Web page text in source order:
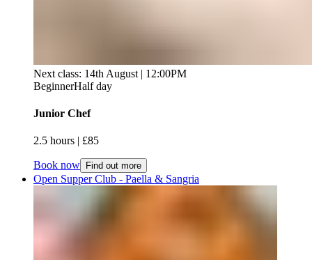
Next class: 14th August | 12:00PM
BeginnerHalf day
Junior Chef ​​​​‌ ‍ ​‍​‍‌‍ ‌ ​‍‌‍‍‌‌‍‌ ‌‍‍‌‌‍ ‍​‍​‍​ ‍‍​‍​‍‌ ​ ‌‍​‌‌‍ ‍‌‍‍‌‌ ‌​‌ ‍‌​‍ ‍‌‍‍‌‌‍ ​‍​‍​‍ ​​‍​‍‌‍‍​‌ ​‍‌‍‌‌‌‍‌‍​‍​‍​ ‍‍​‍​‍‌‍‍​‌ ‌​‌ ‌​‌ ​​‌ ​ ​ ‍‍​‍ ​‍ ‌‍ ​​‍ ‌‌‍​‌‌‍ ‍‌‍‌​​‍ ‌‌ ​‍​‍ ‌‌‍‍​‌‍ ‌ ‌​‌‍‌‌‌‍ ​‌ ​ ​‍ ‌‌ ​ ‌ ‌​‌ ‌‌‌‍‌​‌‍‍‌‌‍ ​‍ ‍‌ ‌‍‌‍‌‌‌ ​‍‌‍​ ‌‍‌‌‌‍ ​​‍ ‍‌‍​‌‌ ​​‌ ​​​‍ ‌‍‍‌‌‍ ‍‌ ‌​‌‍‌‌‌‍ ‍‌ ‌​​‍ ‌‍‌‌‌‍‌​‌‍‍‌‌ ‌​​‍ ‌‍ ‌‌‍ ‌‍‌​‌‍‌‌​ ‌‌ ​​‌ ​‍‌‍‌‌‌ ​ ‌‍‌‌‌‍ ‍‌ ‌​‌‍​‌‌ ‌​‌‍‍‌‌‍ ‌‍ ‍​ ‍ ‌‍‍‌‌‍‌​​ ‌‌‍‌​‌‍‌‍​ ​‍​ ‍‌‌‍‌‍‌‍​‍​ ‌​‌‍‌​​‍ ‌​ ‌​​ ‌ ​ ‍‌‌‍‌‍​‍ ‌​ ‌​​ ‌‍​ ‌‌‌‍​ ​‍ ‌​ ‍‌​ ​​​ ‌ ​ ‍​​‍ ‌‌‍​‍‌‍​ ​ ‌‍​ ​‍​ ​ ​ ​‍‌‍‌‌​ ‌‍‌‍​‍​ ‌‍​ ​‍​ ​‌​ ‍ ‌ ‌​‌ ‍‌‌ ​​‌‍‌‌​ ‌‌‍‍​‌‍ ‌ ‌​‌‍‌‌‌‍ ​‌​​ ‌‍ ​‌‍​‌‌ ​ ‌ ​ ​ ‍ ‌ ​​‌‍​‌‌ ‌​‌‍‍​​ ‌‌ ‌​‌‍‍‌‌ ‌​‌‍ ​‌‍‌‌​ ‌‍​‍‌‍​‌‌ ​ ‌‍‌‌‌‌‌‌‌ ​‍‌‍ ​​ ‌‌‍‍​‌ ‌​‌ ‌​‌ ​​‌ ​ ​‍‌‌​ ​ ‌​​‌​‍‌‌​ ​‍‌​‌‍​‍‌‌​ ​‍‌​‌‍‌‍ ​​‍ ‌‌‍​‌‌‍ ‍‌‍‌​​‍ ‌‌ ​‍​‍ ‌‌‍‍​‌‍ ‌ ‌​‌‍‌‌‌‍ ​‌ ​ ​‍ ‌‌ ​ ‌ ‌​‌ ‌‌‌‍‌​‌‍‍‌‌‍ ​‍ ‍‌ ‌‍‌‍‌‌‌ ​‍‌‍​ ‌‍‌‌‌‍ ​​‍ ‍‌‍​‌‌ ​​‌ ​​​‍‌‍‌‍‍‌‌‍‌​​ ‌‌‍‌​‌‍‌‍​ ​‍​ ‍‌‌‍‌‍‌‍​‍​ ‌​‌‍‌​​‍ ‌​ ‌​​ ‌ ​ ‍‌‌‍‌‍​‍ ‌​ ‌​​ ‌‍​ ‌‌‌‍​ ​‍ ‌​ ‍‌​ ​​​ ‌ ​ ‍​​‍ ‌‌‍​‍‌‍​ ​ ‌‍​ ​‍​ ​ ​ ​‍‌‍‌‌​ ‌‍‌‍​‍​ ‌‍​ ​‍​ ​‌​‍‌‍‌ ‌​‌ ‍‌‌ ​​‌‍‌‌​ ‌‌‍‍​‌‍ ‌ ‌​‌‍‌‌‌‍ ​‌​​ ‌‍ ​‌‍​‌‌ ​ ‌ ​ ​‍‌‍‌ ​​‌‍​‌‌ ‌​‌‍‍​​ ‌‌ ‌​‌‍‍‌‌ ‌​‌‍ ​‌‍‌‌​‍‌‍‌ ​​‌‍‌‌‌ ​‍‌ ​ ‌ ​​‌‍‌‌‌‍​ ‌ ‌​‌‍‍‌‌ ‌‍‌‍‌‌​ ‌‌ ​​‌ ‌‌‌‍​‍‌‍ ​‌‍‍‌‌ ​ ‌‍‍​‌‍‌‌‌‍‌​​‍​‍‌ ‌
2.5 hours​​​​‌ ‍ ​‍​‍‌‍ ‌ ​‍‌‍‍‌‌‍‌ ‌‍‍‌‌‍ ‍​‍​‍​ ‍‍​‍​‍‌ ​ ‌‍​‌‌‍ ‍‌‍‍‌‌ ‌​‌ ‍‌​‍ ‍‌‍‍‌‌‍ ​‍​‍​‍ ​​‍​‍‌‍‍​‌ ​‍‌‍‌‌‌‍‌‍​‍​‍​ ‍‍​‍​‍‌‍‍​‌ ‌​‌ ‌​‌ ​​‌ ​ ​ ‍‍​‍ ​‍ ‌‍ ​​‍ ‌‌‍​‌‌‍ ‍‌‍‌​​‍ ‌‌ ​‍​‍ ‌‌‍‍​‌‍ ‌ ‌​‌‍‌‌‌‍ ​‌ ​ ​‍ ‌‌ ​ ‌ ‌​‌ ‌‌‌‍‌​‌‍‍‌‌‍ ​‍ ‍‌ ‌‍‌‍‌‌‌ ​‍‌‍​ ‌‍‌‌‌‍ ​​‍ ‍‌‍​‌‌ ​​‌ ​​​‍ ‌‍‍‌‌‍ ‍‌ ‌​‌‍‌‌‌‍ ‍‌ ‌​​‍ ‌‍‌‌‌‍‌​‌‍‍‌‌ ‌​​‍ ‌‍ ‌‌‍ ‌‍‌​‌‍‌‌​ ‌‌ ​​‌ ​‍‌‍‌‌‌ ​ ‌‍‌‌‌‍ ‍‌ ‌​‌‍​‌‌ ‌​‌‍‍‌‌‍ ‌‍ ‍​ ‍ ‌‍‍‌‌‍‌​​ ‌‌‍‌​‌‍‌‍​ ​‍​ ‍‌‌‍‌‍‌‍​‍​ ‌​‌‍‌​​‍ ‌​ ‌​​ ‌ ​ ‍‌‌‍‌‍​‍ ‌​ ‌​​ ‌‍​ ‌‌‌‍​ ​‍ ‌​ ‍‌​ ​​​ ‌ ​ ‍​​‍ ‌‌‍​‍‌‍​ ​ ‌‍​ ​‍​ ​ ​ ​‍‌‍‌‌​ ‌‍‌‍​‍​ ‌‍​ ​‍​ ​‌​ ‍ ‌ ‌​‌ ‍‌‌ ​​‌‍‌‌​ ‌‌‍‍​‌‍ ‌ ‌​‌‍‌‌‌‍ ​‌​​ ‌‍ ​‌‍​‌‌ ​ ‌ ​ ​ ‍ ‌ ​​‌‍​‌‌ ‌​‌‍‍​​ ‌‌ ‌​‌‍‍‌‌‍ ‌‌‍‌‌​ ‌‍​‍‌‍​‌‌ ​ ‌‍‌‌‌‌‌‌‌ ​‍‌‍ ​​ ‌‌‍‍​‌ ‌​‌ ‌​‌ ​​‌ ​ ​‍‌‌​ ​ ‌​​‌​‍‌‌​ ​‍‌​‌‍​‍‌‌​ ​‍‌​‌‍‌‍ ​​‍ ‌‌‍​‌‌‍ ‍‌‍‌​​‍ ‌‌ ​‍​‍ ‌‌‍‍​‌‍ ‌ ‌​‌‍‌‌‌‍ ​‌ ​ ​‍ ‌‌ ​ ‌ ‌​‌ ‌‌‌‍‌​‌‍‍‌‌‍ ​‍ ‍‌ ‌‍‌‍‌‌‌ ​‍‌‍​ ‌‍‌‌‌‍ ​​‍ ‍‌‍​‌‌ ​​‌ ​​​‍‌‍‌‍‍‌‌‍‌​​ ‌‌‍‌​‌‍‌‍​ ​‍​ ‍‌‌‍‌‍‌‍​‍​ ‌​‌‍‌​​‍ ‌​ ‌​​ ‌ ​ ‍‌‌‍‌‍​‍ ‌​ ‌​​ ‌‍​ ‌‌‌‍​ ​‍ ‌​ ‍‌​ ​​​ ‌ ​ ‍​​‍ ‌‌‍​‍‌‍​ ​ ‌‍​ ​‍​ ​ ​ ​‍‌‍‌‌​ ‌‍‌‍​‍​ ‌‍​ ​‍​ ​‌​‍‌‍‌ ‌​‌ ‍‌‌ ​​‌‍‌‌​ ‌‌‍‍​‌‍ ‌ ‌​‌‍‌‌‌‍ ​‌​​ ‌‍ ​‌‍​‌‌ ​ ‌ ​ ​‍‌‍‌ ​​‌‍​‌‌ ‌​‌‍‍​​ ‌‌ ‌​‌‍‍‌‌‍ ‌‌‍‌‌​‍‌‍‌ ​​‌‍‌‌‌ ​‍‌ ​ ‌ ​​‌‍‌‌‌‍​ ‌ ‌​‌‍‍‌‌ ‌‍‌‍‌‌​ ‌‌ ​​‌ ‌‌‌‍​‍‌‍ ​‌‍‍‌‌ ​ ‌‍‍​‌‍‌‌‌‍‌​​‍​‍‌ ‌ | £85​​​​‌ ‍ ​‍​‍‌‍ ‌ ​‍‌‍‍‌‌‍‌ ‌‍‍‌‌‍ ‍​‍​‍​ ‍‍​‍​‍‌ ​ ‌‍​‌‌‍ ‍‌‍‍‌‌ ‌​‌ ‍‌​‍ ‍‌‍‍‌‌‍ ​‍​‍​‍ ​​‍​‍‌‍‍​‌ ​‍‌‍‌‌‌‍‌‍​‍​‍​ ‍‍​‍​‍‌‍‍​‌ ‌​‌ ‌​‌ ​​‌ ​ ​ ‍‍​‍ ​‍ ‌‍ ​​‍ ‌‌‍​‌‌‍ ‍‌‍‌​​‍ ‌‌ ​‍​‍ ‌‌‍‍​‌‍ ‌ ‌​‌‍‌‌‌‍ ​‌ ​ ​‍ ‌‌ ​ ‌ ‌​‌ ‌‌‌‍‌​‌‍‍‌‌‍ ​‍ ‍‌ ‌‍‌‍‌‌‌ ​‍‌‍​ ‌‍‌‌‌‍ ​​‍ ‍‌‍​‌‌ ​​‌ ​​​‍ ‌‍‍‌‌‍ ‍‌ ‌​‌‍‌‌‌‍ ‍‌ ‌​​‍ ‌‍‌‌‌‍‌​‌‍‍‌‌ ‌​​‍ ‌‍ ‌‌‍ ‌‍‌​‌‍‌‌​ ‌‌ ​​‌ ​‍‌‍‌‌‌ ​ ‌‍‌‌‌‍ ‍‌ ‌​‌‍​‌‌ ‌​‌‍‍‌‌‍ ‌‍ ‍​ ‍ ‌‍‍‌‌‍‌​​ ‌‌‍‌​‌‍‌‍​ ​‍​ ‍‌‌‍‌‍‌‍​‍​ ‌​‌‍‌​​‍ ‌​ ‌​​ ‌ ​ ‍‌‌‍‌‍​‍ ‌​ ‌​​ ‌‍​ ‌‌‌‍​ ​‍ ‌​ ‍‌​ ​​​ ‌ ​ ‍​​‍ ‌‌‍​‍‌‍​ ​ ‌‍​ ​‍​ ​ ​ ​‍‌‍‌‌​ ‌‍‌‍​‍​ ‌‍​ ​‍​ ​‌​ ‍ ‌ ‌​‌ ‍‌‌ ​​‌‍‌‌​ ‌‌‍‍​‌‍ ‌ ‌​‌‍‌‌‌‍ ​‌​​ ‌‍ ​‌‍​‌‌ ​ ‌ ​ ​ ‍ ‌ ​​‌‍​‌‌ ‌​‌‍‍​​ ‌‌ ​​‌ ​‍‌‍‍‌‌‍​ ‌‍‌‌​ ‌‍​‍‌‍​‌‌ ​ ‌‍‌‌‌‌‌‌‌ ​‍‌‍ ​​ ‌‌‍‍​‌ ‌​‌ ‌​‌ ​​‌ ​ ​‍‌‌​ ​ ‌​​‌​‍‌‌​ ​‍‌​‌‍​‍‌‌​ ​‍‌​‌‍‌‍ ​​‍ ‌‌‍​‌‌‍ ‍‌‍‌​​‍ ‌‌ ​‍​‍ ‌‌‍‍​‌‍ ‌ ‌​‌‍‌‌‌‍ ​‌ ​ ​‍ ‌‌ ​ ‌ ‌​‌ ‌‌‌‍‌​‌‍‍‌‌‍ ​‍ ‍‌ ‌‍‌‍‌‌‌ ​‍‌‍​ ‌‍‌‌‌‍ ​​‍ ‍‌‍​‌‌ ​​‌ ​​​‍‌‍‌‍‍‌‌‍‌​​ ‌‌‍‌​‌‍‌‍​ ​‍​ ‍‌‌‍‌‍‌‍​‍​ ‌​‌‍‌​​‍ ‌​ ‌​​ ‌ ​ ‍‌‌‍‌‍​‍ ‌​ ‌​​ ‌‍​ ‌‌‌‍​ ​‍ ‌​ ‍‌​ ​​​ ‌ ​ ‍​​‍ ‌‌‍​‍‌‍​ ​ ‌‍​ ​‍​ ​ ​ ​‍‌‍‌‌​ ‌‍‌‍​‍​ ‌‍​ ​‍​ ​‌​‍‌‍‌ ‌​‌ ‍‌‌ ​​‌‍‌‌​ ‌‌‍‍​‌‍ ‌ ‌​‌‍‌‌‌‍ ​‌​​ ‌‍ ​‌‍​‌‌ ​ ‌ ​ ​‍‌‍‌ ​​‌‍​‌‌ ‌​‌‍‍​​ ‌‌ ​​‌ ​‍‌‍‍‌‌‍​ ‌‍‌‌​‍‌‍‌ ​​‌‍‌‌‌ ​‍‌ ​ ‌ ​​‌‍‌‌‌‍​ ‌ ‌​‌‍‍‌‌ ‌‍‌‍‌‌​ ‌‌ ​​‌ ‌‌‌‍​‍‌‍ ​‌‍‍‌‌ ​ ‌‍‍​‌‍‌‌‌‍‌​​‍​‍‌ ‌
Book now Find out more
Open Supper Club - Paella & Sangria​​​​‌ ‍ ​‍​‍‌‍ ‌ ​‍‌‍‍‌‌‍‌ ‌‍‍‌‌‍ ‍​‍​‍​ ‍‍​‍​‍‌ ​ ‌‍​‌‌‍ ‍‌‍‍‌‌ ‌​‌ ‍‌​‍ ‍‌‍‍‌‌‍ ​‍​‍​‍ ​​‍​‍‌‍‍​‌ ​‍‌‍‌‌‌‍‌‍​‍​‍​ ‍‍​‍​‍‌‍‍​‌ ‌​‌ ‌​‌ ​​‌ ​ ​ ‍‍​‍ ​‍ ‌‍ ​​‍ ‌‌‍​‌‌‍ ‍‌‍‌​​‍ ‌‌ ​‍​‍ ‌‌‍‍​‌‍ ‌ ‌​‌‍‌‌‌‍ ​‌ ​ ​‍ ‌‌ ​ ‌ ‌​‌ ‌‌‌‍‌​‌‍‍‌‌‍ ​‍ ‍‌ ‌‍‌‍‌‌‌ ​‍‌‍​ ‌‍‌‌‌‍ ​​‍ ‍‌‍​‌‌ ​​‌ ​​​‍ ‌‍‍‌‌‍ ‍‌ ‌​‌‍‌‌‌‍ ‍‌ ‌​​‍ ‌‍‌‌‌‍‌​‌‍‍‌‌ ‌​​‍ ‌‍ ‌‌‍ ‌‍‌​‌‍‌‌​ ‌‌ ​​‌ ​‍‌‍‌‌‌ ​ ‌‍‌‌‌‍ ‍‌ ‌​‌‍​‌‌ ‌​‌‍‍‌‌‍ ‌‍ ‍​ ‍ ‌‍‍‌‌‍‌​​ ‌​ ‌‍​ ‌‌​ ​ ​ ​​​ ​​‌‍​‍‌‍‌‌‌‍​‌​‍ ‌​ ‌ ‌‍‌‌‌‍‌​‌‍​‌​‍ ‌​ ‌​​ ‌​‌‍​‌​ ‍​​‍ ‌‌‍​‍​ ‌ ​ ‍‌‌‍‌‌​‍ ‌​ ‌‍‌‍‌‌​ ‌‌​ ​‍​ ‌‍​ ‍‌​ ​​​ ​‌‌‍​‍​ ‌​‌‍‌‍​ ​‌​ ‍ ‌ ‌​‌ ‍‌‌ ​​‌‍‌‌​ ‌‌‍‍​‌‍ ‌ ‌​‌‍‌‌‌‍ ​‌​​ ‌‍ ​‌‍​‌‌ ​ ‌ ​ ​ ‍ ‌ ​​‌‍​‌‌ ‌​‌‍‍​​ ‌‌ ‌​‌‍‍‌‌ ‌​‌‍ ​‌‍‌‌​ ‌‍​‍‌‍​‌‌ ​ ‌‍‌‌‌‌‌‌‌ ​‍‌‍ ​​ ‌‌‍‍​‌ ‌​‌ ‌​‌ ​​‌ ​ ​‍‌‌​ ​ ‌​​‌​‍‌‌​ ​‍‌​‌‍​‍‌‌​ ​‍‌​‌‍‌‍ ​​‍ ‌‌‍​‌‌‍ ‍‌‍‌​​‍ ‌‌ ​‍​‍ ‌‌‍‍​‌‍ ‌ ‌​‌‍‌‌‌‍ ​‌ ​ ​‍ ‌‌ ​ ‌ ‌​‌ ‌‌‌‍‌​‌‍‍‌‌‍ ​‍ ‍‌ ‌‍‌‍‌‌‌ ​‍‌‍​ ‌‍‌‌‌‍ ​​‍ ‍‌‍​‌‌ ​​‌ ​​​‍‌‍‌‍‍‌‌‍‌​​ ‌​ ‌‍​ ‌‌​ ​ ​ ​​​ ​​‌‍​‍‌‍‌‌‌‍​‌​‍ ‌​ ‌ ‌‍‌‌‌‍‌​‌‍​‌​‍ ‌​ ‌​​ ‌​‌‍​‌​ ‍​​‍ ‌‌‍​‍​ ‌ ​ ‍‌‌‍‌‌​‍ ‌​ ‌‍‌‍‌‌​ ‌‌​ ​‍​ ‌‍​ ‍‌​ ​​​ ​‌‌‍​‍​ ‌​‌‍‌‍​ ​‌​‍‌‍‌ ‌​‌ ‍‌‌ ​​‌‍‌‌​ ‌‌‍‍​‌‍ ‌ ‌​‌‍‌‌‌‍ ​‌​​ ‌‍ ​‌‍​‌‌ ​ ‌ ​ ​‍‌‍‌ ​​‌‍​‌‌ ‌​‌‍‍​​ ‌‌ ‌​‌‍‍‌‌ ‌​‌‍ ​‌‍‌‌​‍‌‍‌ ​​‌‍‌‌‌ ​‍‌ ​ ‌ ​​‌‍‌‌‌‍​ ‌ ‌​‌‍‍‌‌ ‌‍‌‍‌‌​ ‌‌ ​​‌ ‌‌‌‍​‍‌‍ ​‌‍‍‌‌ ​ ‌‍‍​‌‍‌‌‌‍‌​​‍​‍‌ ‌